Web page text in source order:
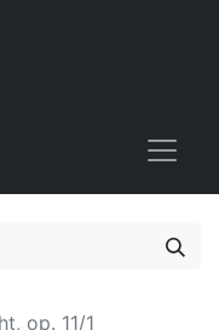
op. 11/1